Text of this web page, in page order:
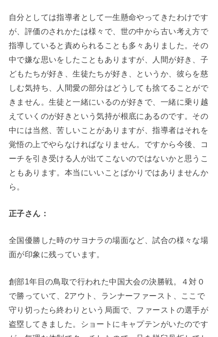
自分としては指導者として一生懸命やってきたわけです
が、評価のされかたは様々で、世の中から古い考え方で
指導していると責められることも多々ありました。その
中で嫌な思いをしたこともありますが、人間が好き、子
どもたちが好き、生徒たちが好き、というか、彼らを慈
しむ気持ち、人間愛の部分はどうしても捨てることがで
きません。生徒と一緒にいるのが好きで、一緒に乗り越
えていくのが好きという気持が根底にあるのです。その
中には当然、苦しいことがありますが、指導者はそれを
覚悟の上でやらなければなりません。ですから今後、コ
ーチを引き受ける人が出てこないのではないかと思うこ
ともあります。本当にいいことばかりではありませんか
ら。
正子さん：
全国優勝した時のサヨナラの場面など、試合の様々な場
面が印象に残っています。
創部1年目の鳥取で行われた中国大会の決勝戦。４対０
で勝っていて、2アウト、ランナーファースト、ここで
守り切ったら終わりという局面で、ファーストの選手が
盗塁してきました。ショートにキャプテンがいたのです